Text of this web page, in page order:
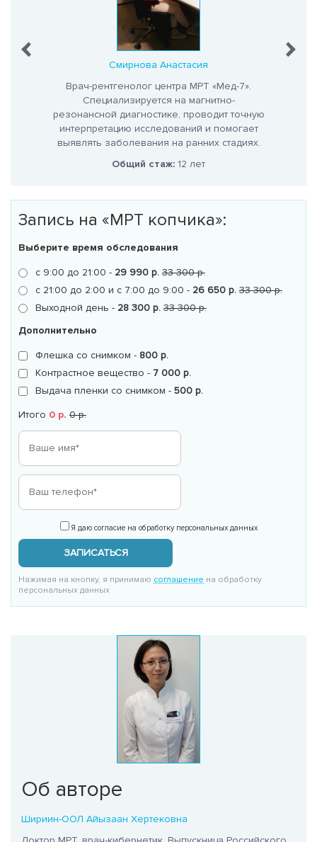
Смирнова Анастасия
Врач-рентгенолог центра МРТ «Мед-7».
Специализируется на магнитно-
резонансной диагностике, проводит точную
интерпретацию исследований и помогает
выявлять заболевания на ранних стадиях.
Общий стаж: 12 лет
Запись на «МРТ копчика»:
Выберите время обследования
с 9:00 до 21:00 - 29 990 р. 33 300 р.
с 21:00 до 2:00 и с 7:00 до 9:00 - 26 650 р. 33 300 р.
Выходной день - 28 300 р. 33 300 р.
Дополнительно
Флешка со снимком - 800 р.
Контрастное вещество - 7 000 р.
Выдача пленки со снимком - 500 р.
Итого 0 р. 0 р.
Я даю согласие на обработку персональных данных
ЗАПИСАТЬСЯ
Нажимая на кнопку, я принимаю соглашение на обработку
персональных данных
Об авторе
Шириин-ООЛ Айызаан Хертековна